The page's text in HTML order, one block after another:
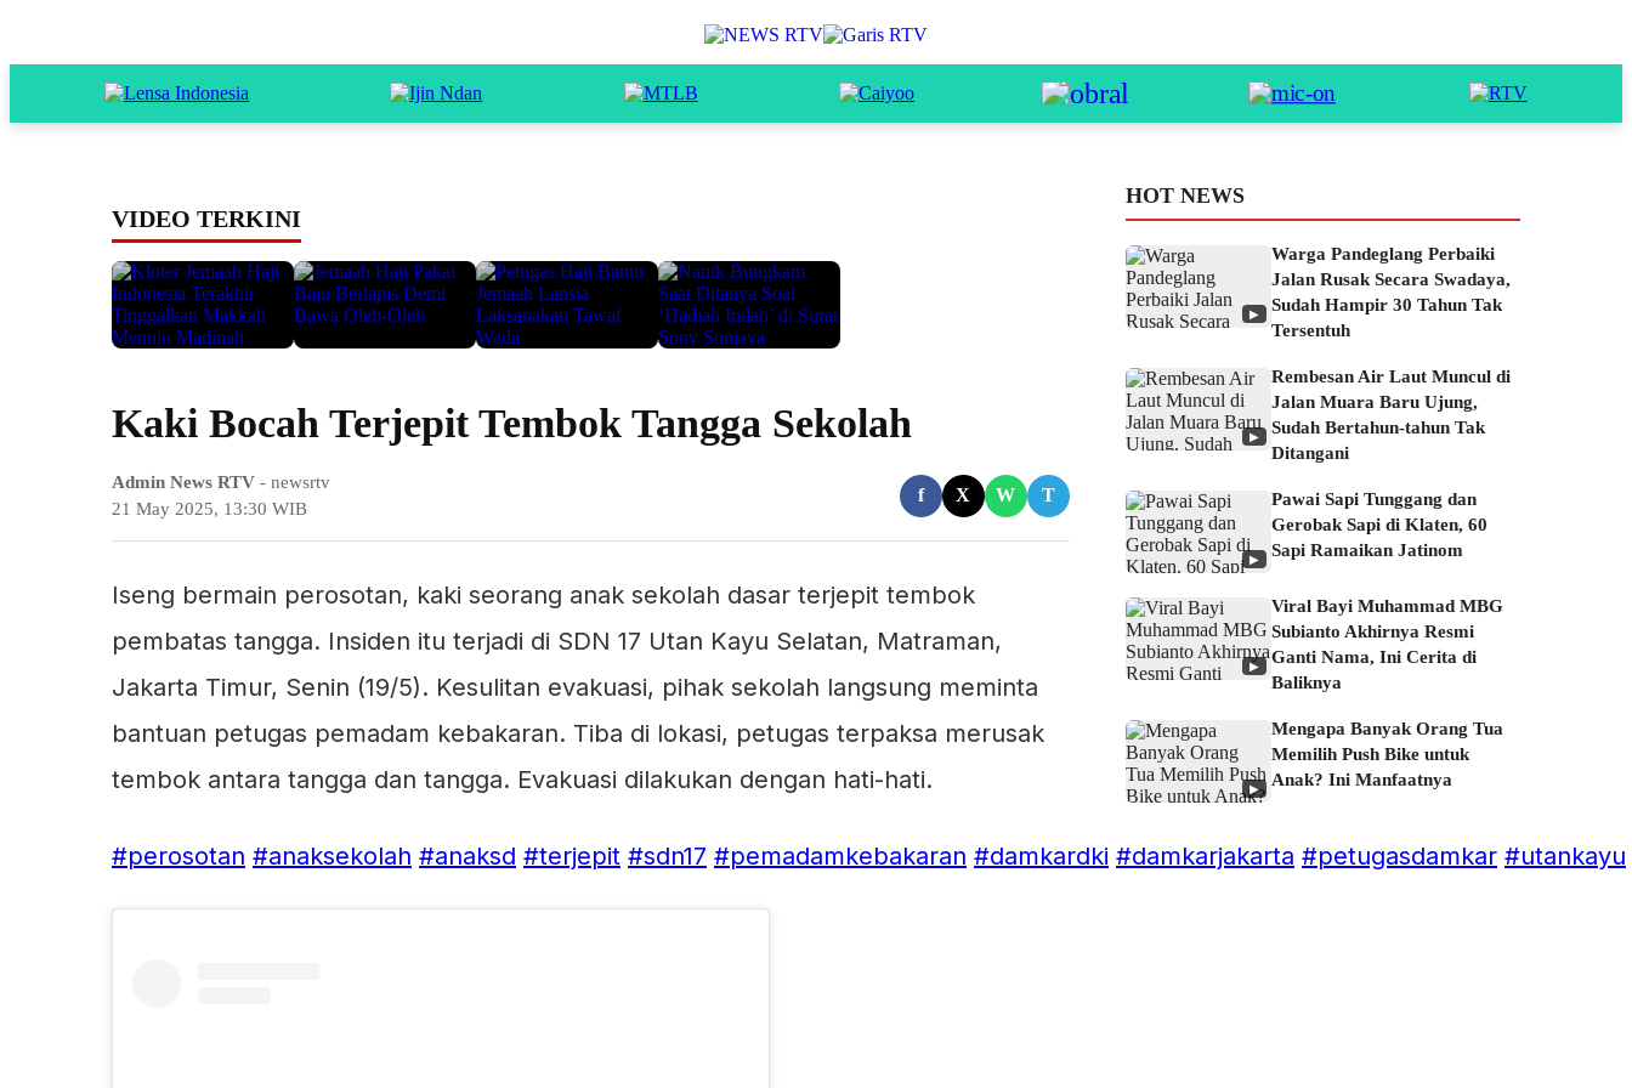
VIDEO TERKINI
Kaki Bocah Terjepit Tembok Tangga Sekolah
Admin News RTV - newsrtv
21 May 2025, 13:30 WIB
f X W T
Iseng bermain perosotan, kaki seorang anak sekolah dasar terjepit tembok
pembatas tangga. Insiden itu terjadi di SDN 17 Utan Kayu Selatan, Matraman,
Jakarta Timur, Senin (19/5). Kesulitan evakuasi, pihak sekolah langsung meminta
bantuan petugas pemadam kebakaran. Tiba di lokasi, petugas terpaksa merusak
tembok antara tangga dan tangga. Evakuasi dilakukan dengan hati-hati.
#perosotan #anaksekolah #anaksd #terjepit #sdn17 #pemadamkebakaran #damkardki #damkarjakarta #petugasdamkar #utankayu
HOT NEWS
▶
Warga Pandeglang Perbaiki
Jalan Rusak Secara Swadaya,
Sudah Hampir 30 Tahun Tak
Tersentuh
▶
Rembesan Air Laut Muncul di
Jalan Muara Baru Ujung,
Sudah Bertahun-tahun Tak
Ditangani
▶
Pawai Sapi Tunggang dan
Gerobak Sapi di Klaten, 60
Sapi Ramaikan Jatinom
▶
Viral Bayi Muhammad MBG
Subianto Akhirnya Resmi
Ganti Nama, Ini Cerita di
Baliknya
▶
Mengapa Banyak Orang Tua
Memilih Push Bike untuk
Anak? Ini Manfaatnya